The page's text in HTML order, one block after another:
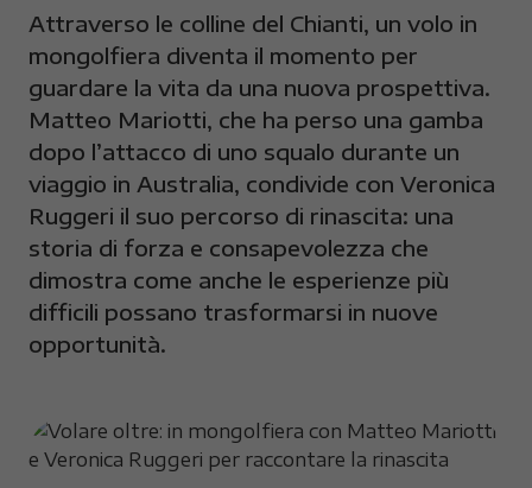
Attraverso le colline del Chianti, un volo in
mongolfiera diventa il momento per
guardare la vita da una nuova prospettiva.
Matteo Mariotti, che ha perso una gamba
dopo l’attacco di uno squalo durante un
viaggio in Australia, condivide con Veronica
Ruggeri il suo percorso di rinascita: una
storia di forza e consapevolezza che
dimostra come anche le esperienze più
difficili possano trasformarsi in nuove
opportunità.